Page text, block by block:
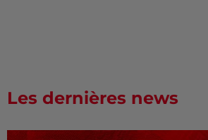
Les dernières news